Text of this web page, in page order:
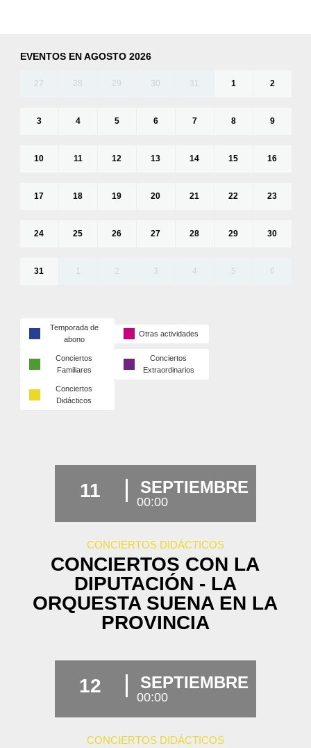
EVENTOS EN AGOSTO 2026
27 28 29 30 31 1 2
3 4 5 6 7 8 9
10 11 12 13 14 15 16
17 18 19 20 21 22 23
24 25 26 27 28 29 30
31 1 2 3 4 5 6
Temporada de
abono
Otras actividades
Conciertos
Familiares
Conciertos
Extraordinarios
Conciertos
Didácticos
11 SEPTIEMBRE
00:00
CONCIERTOS DIDÁCTICOS
CONCIERTOS CON LA
DIPUTACIÓN - LA
ORQUESTA SUENA EN LA
PROVINCIA
12 SEPTIEMBRE
00:00
CONCIERTOS DIDÁCTICOS